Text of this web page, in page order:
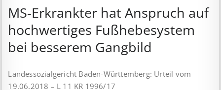
MS-Erkrankter hat Anspruch auf
hochwertiges Fußhebesystem
bei besserem Gangbild
Landessozialgericht Baden-Württemberg: Urteil vom
19.06.2018 – L 11 KR 1996/17